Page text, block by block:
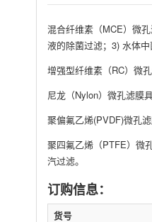
混合纤维素（MCE）微
液的除菌过滤；3) 水体中
增强型纤维素（RC）微
尼龙（Nylon）微孔滤膜
聚偏氟乙烯(PVDF)微孔
聚四氟乙烯（PTFE）微
汽过滤。
订购信息：
货号